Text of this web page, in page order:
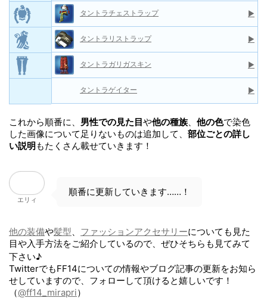
タントラチェストラップ ▶
タントラリストラップ ▶
タントラガリガスキン ▶
タントラゲイター ▶
これから順番に、 男性での見た目や他の種族 他の色で染色
した画像について足りないものは追加して、 部位ごとの詳し
い説明もたくさん載せていきます！
順番に更新していきます……！
他の装備や髪型 、ファッションアクセサリーについても見た
目や入手方法をご紹介しているので、ぜひそちらも見てみて
下さい♪
TwitterでもFF14についての情報やブログ記事の更新をお知ら
せしていますので、フォローして頂けると嬉しいです！